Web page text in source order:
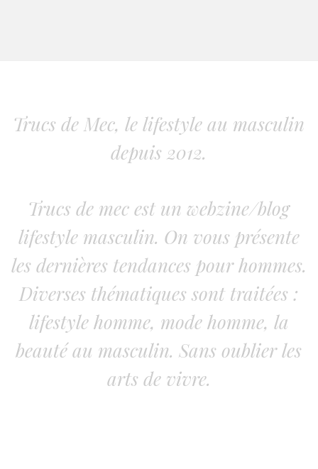
Trucs de Mec, le lifestyle au masculin
depuis 2012.
Trucs de mec est un webzine/blog
lifestyle masculin. On vous présente
les dernières tendances pour hommes.
Diverses thématiques sont traitées :
lifestyle homme, mode homme, la
beauté au masculin. Sans oublier les
arts de vivre.